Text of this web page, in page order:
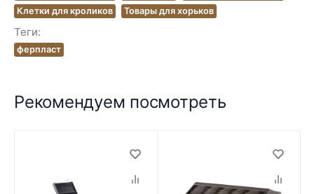
Клетки для кроликов
Товары для хорьков
Теги:
ферпласт
Рекомендуем посмотреть